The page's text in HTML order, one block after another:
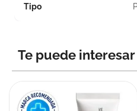
Tipo
Te puede interesar